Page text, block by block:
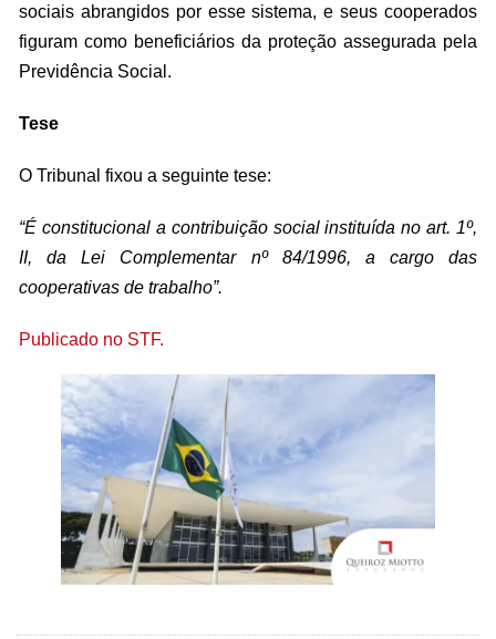
sociais abrangidos por esse sistema, e seus cooperados
figuram como beneficiários da proteção assegurada pela
Previdência Social.
Tese
O Tribunal fixou a seguinte tese:
“É constitucional a contribuição social instituída no art. 1º,
II, da Lei Complementar nº 84/1996, a cargo das
cooperativas de trabalho”.
Publicado no STF.